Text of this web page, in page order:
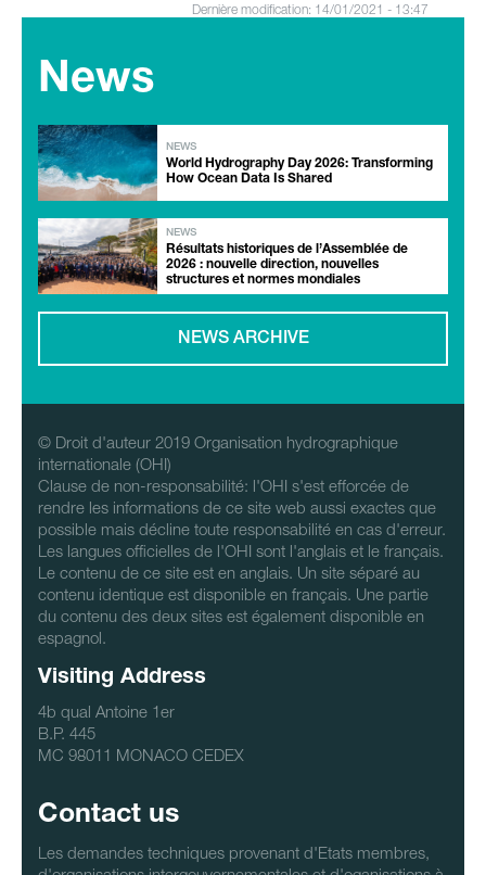
Dernière modification: 14/01/2021 - 13:47
News
NEWS
World Hydrography Day 2026: Transforming
How Ocean Data Is Shared
NEWS
Résultats historiques de l’Assemblée de
2026 : nouvelle direction, nouvelles
structures et normes mondiales
NEWS ARCHIVE
© Droit d'auteur 2019 Organisation hydrographique
internationale (OHI)
Clause de non-responsabilité: l'OHI s'est efforcée de
rendre les informations de ce site web aussi exactes que
possible mais décline toute responsabilité en cas d'erreur.
Les langues officielles de l'OHI sont l'anglais et le français.
Le contenu de ce site est en anglais. Un site séparé au
contenu identique est disponible en français. Une partie
du contenu des deux sites est également disponible en
espagnol.
Visiting Address
4b qual Antoine 1er
B.P. 445
MC 98011 MONACO CEDEX
Contact us
Les demandes techniques provenant d'Etats membres,